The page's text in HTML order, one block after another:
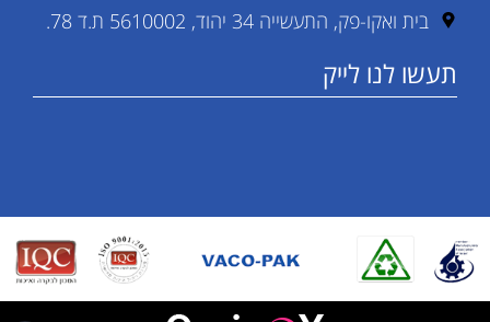
בית ואקו-פק, התעשייה 34 יהוד, 5610002 ת.ד 78.
תעשו לנו לייק